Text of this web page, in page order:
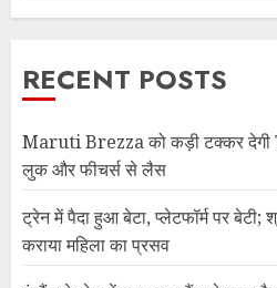
RECENT POSTS
Maruti Brezza को कड़ी टक्कर
लुक और फीचर्स से लैस
ट्रेन में पैदा हुआ बेटा, प्लेटफॉर्म पर बेटी;
कराया महिला का प्रसव